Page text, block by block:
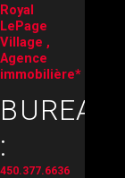
Royal
LePage
Village ,
Agence
immobilière*
BUREAU
:
450.377.6636